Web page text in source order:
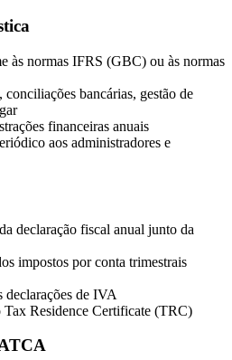
às normas IFRS (GBC) ou às normas
conciliações bancárias, gestão de
financeiras anuais
aos administradores e
declaração fiscal anual junto da
impostos por conta trimestrais
declarações de IVA
Tax Residence Certificate (TRC)